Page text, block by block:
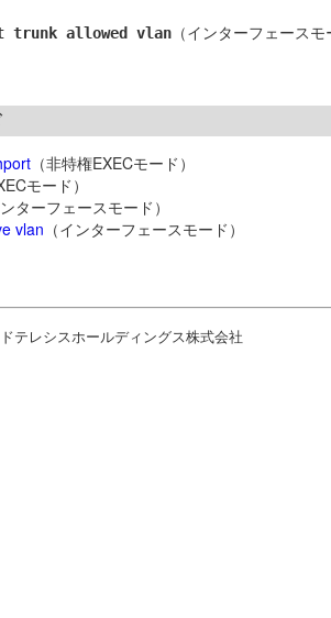
trunk allowed vlan
（非特権EXECモード）
モード）
ンターフェースモード）
vlan （インターフェースモード）
テレシスホールディングス株式会社